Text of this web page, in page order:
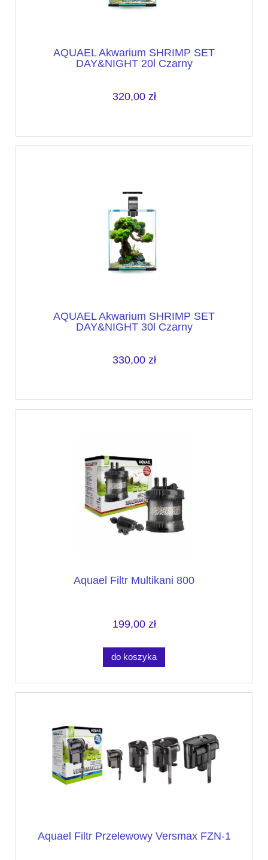
AQUAEL Akwarium SHRIMP SET
DAY&NIGHT 20l Czarny
320,00 zł
AQUAEL Akwarium SHRIMP SET
DAY&NIGHT 30l Czarny
330,00 zł
Aquael Filtr Multikani 800
199,00 zł
do koszyka
Aquael Filtr Przelewowy Versmax FZN-1